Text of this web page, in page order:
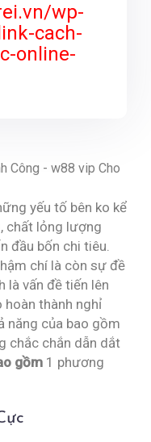
wp-
cach-
online-
yếu tố bên ko kể
chất lỏng lượng
đầu bốn chi tiêu.
chí là còn sự đề
là vấn đề tiến lên
hoàn thành nghỉ
năng của bao gồm
chắc chắn dẫn dắt
gồm 1 phương